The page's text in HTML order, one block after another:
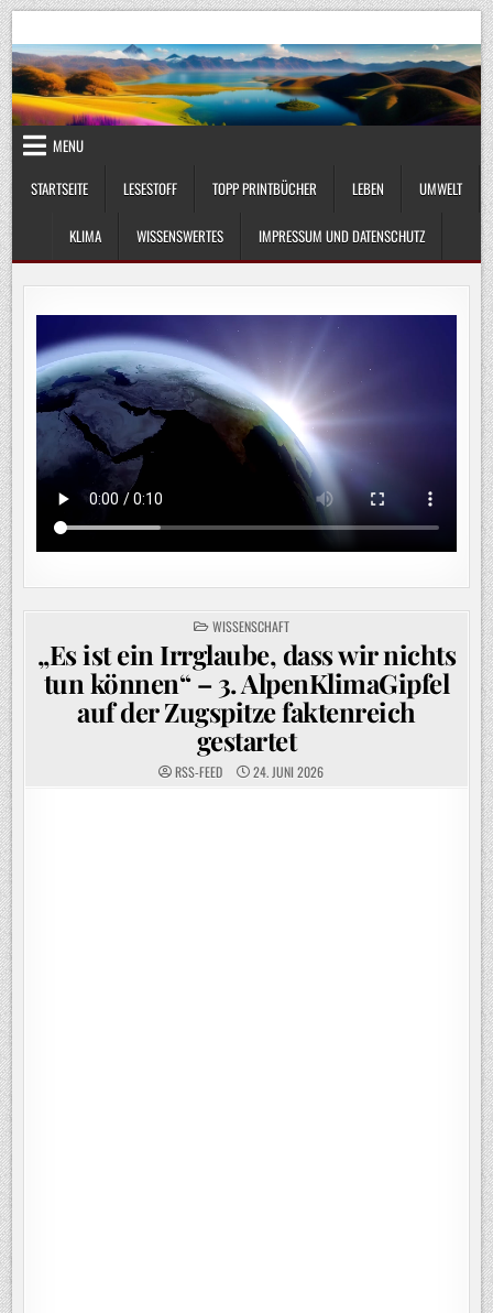
Skip
to
content
UmweltKlima.com
MENU
STARTSEITE
LESESTOFF TOPP PRINTBÜCHER LEBEN UMWELT
KLIMA WISSENSWERTES IMPRESSUM UND DATENSCHUTZ
POSTED
IN
WISSENSCHAFT
„Es ist ein Irrglaube, dass wir nichts
tun können“ – 3. AlpenKlimaGipfel
auf der Zugspitze faktenreich
gestartet
RSS-FEED 24. JUNI 2026